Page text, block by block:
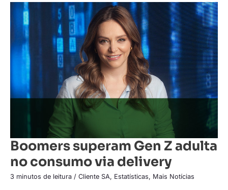
Boomers superam Gen Z adulta
no consumo via delivery
3 minutos de leitura / Cliente SA, Estatísticas, Mais Notícias
Boomers
superam
Gen
Z
adulta
no
consumo
via
delivery